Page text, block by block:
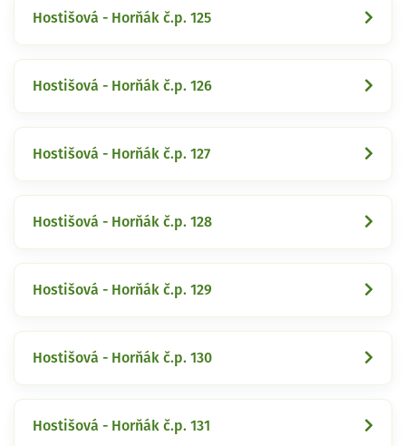
Hostišová - Horňák č.p. 125
Hostišová - Horňák č.p. 126
Hostišová - Horňák č.p. 127
Hostišová - Horňák č.p. 128
Hostišová - Horňák č.p. 129
Hostišová - Horňák č.p. 130
Hostišová - Horňák č.p. 131